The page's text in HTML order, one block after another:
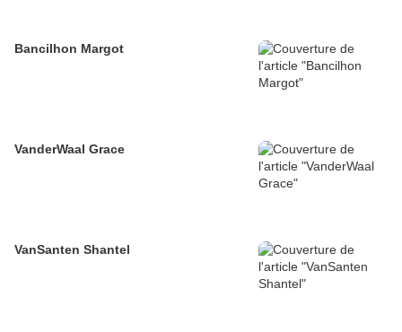
Bancilhon Margot
VanderWaal Grace
VanSanten Shantel